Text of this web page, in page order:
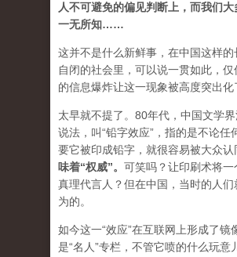
人不可避免的偏见判断上，而我们
一无所知……
这并不是什么新鲜事，在中国这样的
自闭的社会里，可以说一贯如此，仅
的信息爆炸让这一现象被高度突出化
太早就不提了。80年代，中国文学
说法，叫“铅字效应”，指的是不论任
要它被印成铅字，就很容易被大众认
味着“权威”。 可笑吗？让印刷术将一
真理代言人？但在中国，当时的人们
为的。
如今这一“效应”在互联网上形成了
是“名人”专栏，不管它喷的什么玩意